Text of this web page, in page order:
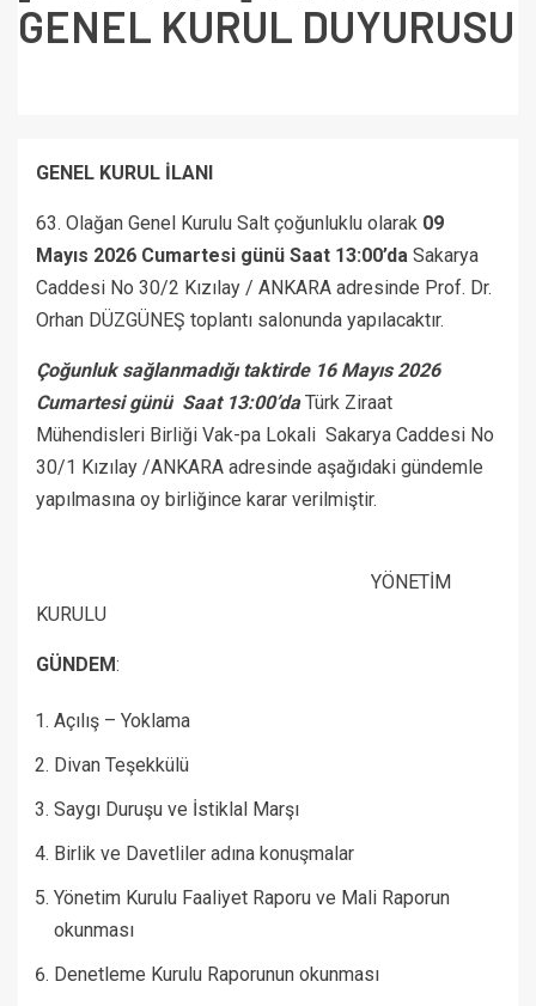
GENEL KURUL DUYURUSU
GENEL KURUL İLANI
63. Olağan Genel Kurulu Salt çoğunluklu olarak 09
Mayıs 2026 Cumartesi günü Saat 13:00’da Sakarya
Caddesi No 30/2 Kızılay / ANKARA adresinde Prof. Dr.
Orhan DÜZGÜNEŞ toplantı salonunda yapılacaktır.
Çoğunluk sağlanmadığı taktirde 16 Mayıs 2026
Cumartesi günü Saat 13:00’da Türk Ziraat
Mühendisleri Birliği Vak-pa Lokali Sakarya Caddesi No
30/1 Kızılay /ANKARA adresinde aşağıdaki gündemle
yapılmasına oy birliğince karar verilmiştir.
YÖNETİM
KURULU
GÜNDEM:
Açılış – Yoklama
Divan Teşekkülü
Saygı Duruşu ve İstiklal Marşı
Birlik ve Davetliler adına konuşmalar
Yönetim Kurulu Faaliyet Raporu ve Mali Raporun
okunması
Denetleme Kurulu Raporunun okunması